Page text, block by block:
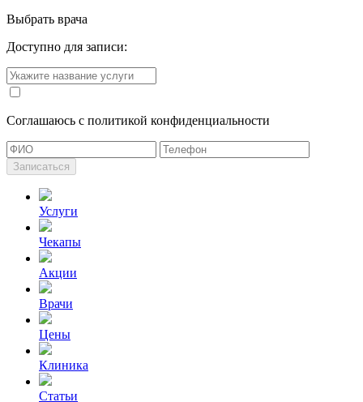
Выбрать врача
Доступно для записи:
Cоглашаюсь с политикой конфиденциальности
Записаться
Услуги
Чекапы
Акции
Врачи
Цены
Клиника
Статьи